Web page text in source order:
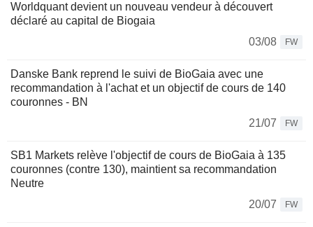
Worldquant devient un nouveau vendeur à découvert
déclaré au capital de Biogaia
03/08
FW
Danske Bank reprend le suivi de BioGaia avec une
recommandation à l'achat et un objectif de cours de 140
couronnes - BN
21/07
FW
SB1 Markets relève l'objectif de cours de BioGaia à 135
couronnes (contre 130), maintient sa recommandation
Neutre
20/07
FW